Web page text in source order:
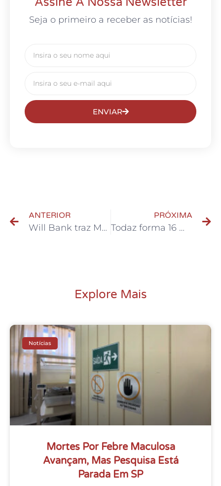
Seja o primeiro a receber as notícias!
ENVIAR
ANTERIOR
Will Bank traz Magalu para sua loja que já conta com mais de 240 parceiros
PRÓXIMA
Todaz forma 16 mulheres candidatas para as eleições deste ano
Explore Mais
Notícias
Mortes Por Febre Maculosa
Avançam, Mas Pesquisa Está
Parada Em SP